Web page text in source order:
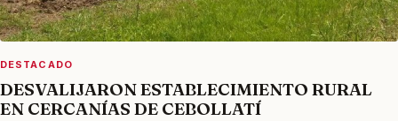
DESTACADO
DESVALIJARON ESTABLECIMIENTO RURAL
EN CERCANÍAS DE CEBOLLATÍ